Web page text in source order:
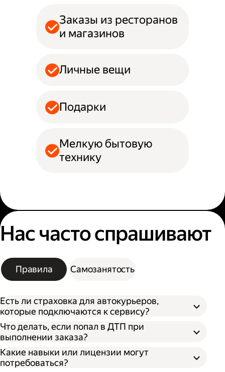
Заказы из ресторанов
и магазинов
Личные вещи
Подарки
Мелкую бытовую
технику
Нас часто спрашивают
Правила Самозанятость
Есть ли страховка для автокурьеров,
которые подключаются к сервису?
Что делать, если попал в ДТП при
выполнении заказа?
Какие навыки или лицензии могут
потребоваться?